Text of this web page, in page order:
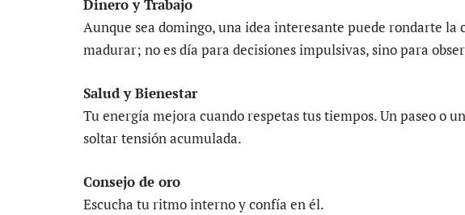
Dinero y Trabajo
Aunque sea domingo, una idea interesante puede rondarte la
madurar; no es día para decisiones impulsivas, sino para
Salud y Bienestar
Tu energía mejora cuando respetas tus tiempos. Un paseo o
soltar tensión acumulada.
Consejo de oro
Escucha tu ritmo interno y confía en él.